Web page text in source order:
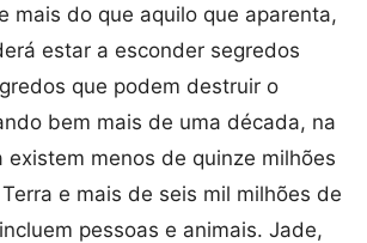
mais do que aquilo que aparenta,
estar a esconder segredos
que podem destruir o
bem mais de uma década, na
existem menos de quinze milhões
e mais de seis mil milhões de
pessoas e animais. Jade,